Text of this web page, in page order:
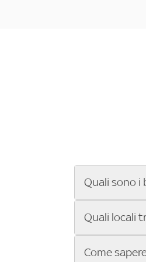
Quali sono i
Se cerchi un
ENILIVE, la
Sky Bar ti
Quali locali
Vuoi sapere
Come